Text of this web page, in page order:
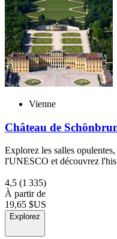
Vienne
Château de
Explorez les salles
l'UNESCO et découvrez
4,5 (1 335)
À partir de
19,65 $US
Explorez